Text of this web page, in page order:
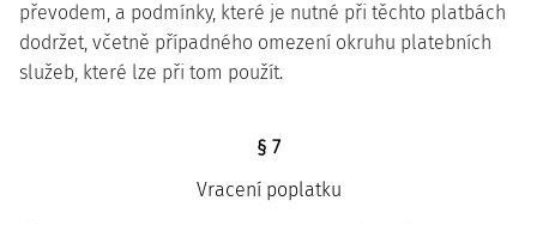
převodem, a podmínky, které je nutné při těchto platbách
dodržet, včetně případného omezení okruhu platebních
služeb, které lze při tom použít.
§ 7
Vracení poplatku